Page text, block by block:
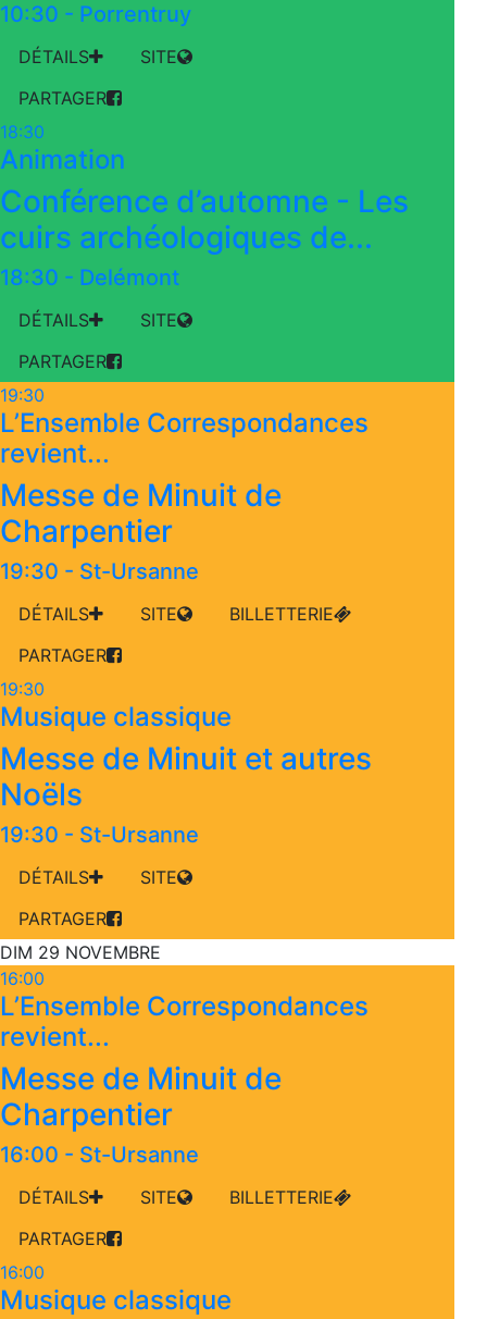
10:30 - Porrentruy
DÉTAILS
SITE
PARTAGER
18:30
Animation
Conférence d’automne - Les
cuirs archéologiques de...
18:30 - Delémont
DÉTAILS
SITE
PARTAGER
19:30
L’Ensemble Correspondances
revient...
Messe de Minuit de
Charpentier
19:30 - St-Ursanne
DÉTAILS SITE
BILLETTERIE
PARTAGER
19:30
Musique classique
Messe de Minuit et autres
Noëls
19:30 - St-Ursanne
DÉTAILS
SITE
PARTAGER
DIM 29 NOVEMBRE
16:00
L’Ensemble Correspondances
revient...
Messe de Minuit de
Charpentier
16:00 - St-Ursanne
DÉTAILS SITE
BILLETTERIE
PARTAGER
16:00
Musique classique